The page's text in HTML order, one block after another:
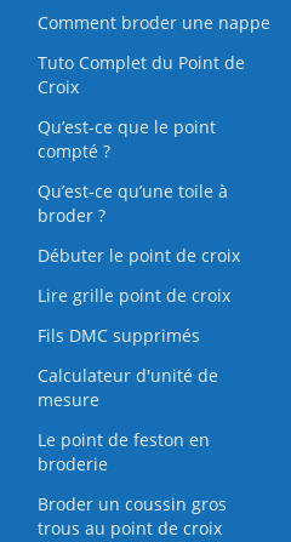
Comment broder une nappe
Tuto Complet du Point de
Croix
Qu’est-ce que le point
compté ?
Qu’est‑ce qu’une toile à
broder ?
Débuter le point de croix
Lire grille point de croix
Fils DMC supprimés
Calculateur d'unité de
mesure
Le point de feston en
broderie
Broder un coussin gros
trous au point de croix